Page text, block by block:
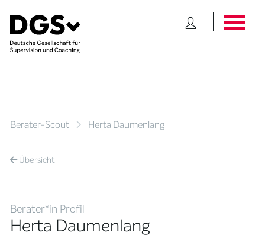
Berater-Scout Herta Daumenlang
Übersicht
Berater*in Profil
Herta Daumenlang